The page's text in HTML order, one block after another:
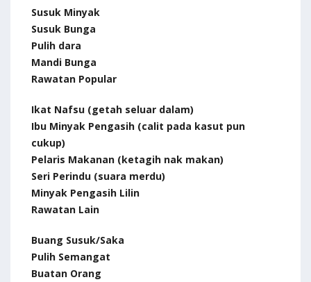
Susuk Minyak
Susuk Bunga
Pulih dara
Mandi Bunga
Rawatan Popular
Ikat Nafsu (getah seluar dalam)
Ibu Minyak Pengasih (calit pada kasut pun
cukup)
Pelaris Makanan (ketagih nak makan)
Seri Perindu (suara merdu)
Minyak Pengasih Lilin
Rawatan Lain
Buang Susuk/Saka
Pulih Semangat
Buatan Orang